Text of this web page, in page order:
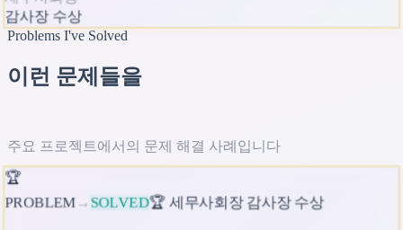
감사장 수상
Problems I've Solved
이런 문제들을
주요 프로젝트에서의 문제 해결 사례입니다
🏆
PROBLEM→ SOLVED🏆 세무사회장 감사장 수상